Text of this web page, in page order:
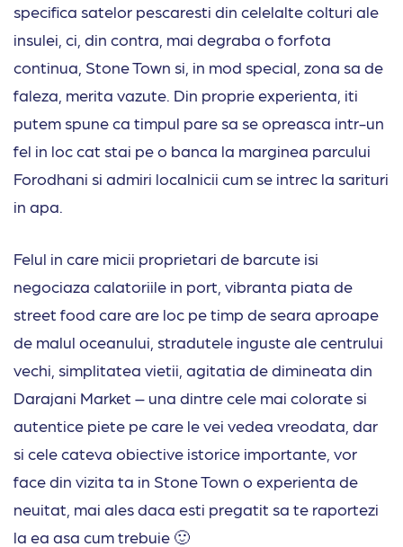
specifica satelor pescaresti din celelalte colturi ale
insulei, ci, din contra, mai degraba o forfota
continua, Stone Town si, in mod special, zona sa de
faleza, merita vazute. Din proprie experienta, iti
putem spune ca timpul pare sa se opreasca intr-un
fel in loc cat stai pe o banca la marginea parcului
Forodhani si admiri localnicii cum se intrec la sarituri
in apa.
Felul in care micii proprietari de barcute isi
negociaza calatoriile in port, vibranta piata de
street food care are loc pe timp de seara aproape
de malul oceanului, stradutele inguste ale centrului
vechi, simplitatea vietii, agitatia de dimineata din
Darajani Market – una dintre cele mai colorate si
autentice piete pe care le vei vedea vreodata, dar
si cele cateva obiective istorice importante, vor
face din vizita ta in Stone Town o experienta de
neuitat, mai ales daca esti pregatit sa te raportezi
la ea asa cum trebuie 🙂